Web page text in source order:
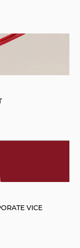
VICE